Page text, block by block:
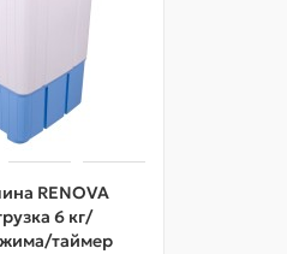
RENOVA
6 кг/
таймер